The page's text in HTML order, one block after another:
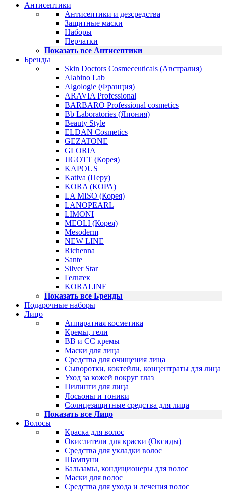
Антисептики
Антисептики и дезсредства
Защитные маски
Наборы
Перчатки
Показать все Антисептики
Бренды
Skin Doctors Cosmeceuticals (Австралия)
Alabino Lab
Algologie (Франция)
ARAVIA Professional
BARBARO Professional cosmetics
Bb Laboratories (Япония)
Beauty Style
ELDAN Cosmetics
GEZATONE
GLORIA
JIGOTT (Корея)
KAPOUS
Kativa (Перу)
KORA (КОРА)
LA MISO (Корея)
LANOPEARL
LIMONI
MEOLI (Корея)
Mesoderm
NEW LINE
Richenna
Sante
Silver Star
Гельтек
KORALINE
Показать все Бренды
Подарочные наборы
Лицо
Аппаратная косметика
Кремы, гели
BB и CC кремы
Маски для лица
Средства для очищения лица
Сыворотки, коктейли, концентраты для лица
Уход за кожей вокруг глаз
Пилинги для лица
Лосьоны и тоники
Солнцезащитные средства для лица
Показать все Лицо
Волосы
Краска для волос
Окислители для краски (Оксиды)
Средства для укладки волос
Шампуни
Бальзамы, кондиционеры для волос
Маски для волос
Средства для ухода и лечения волос